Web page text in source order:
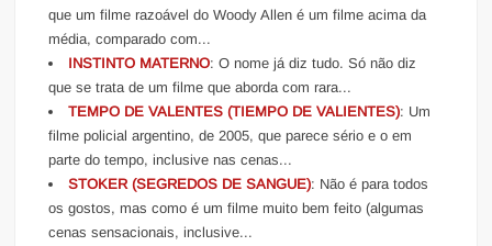
que um filme razoável do Woody Allen é um filme acima da
média, comparado com...
INSTINTO MATERNO: O nome já diz tudo. Só não diz
que se trata de um filme que aborda com rara...
TEMPO DE VALENTES (TIEMPO DE VALIENTES): Um
filme policial argentino, de 2005, que parece sério e o em
parte do tempo, inclusive nas cenas...
STOKER (SEGREDOS DE SANGUE): Não é para todos
os gostos, mas como é um filme muito bem feito (algumas
cenas sensacionais, inclusive...